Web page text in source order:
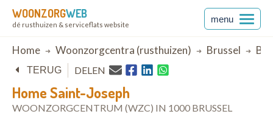
WOONZORGWEB
dé rusthuizen & serviceflats website
menu
Breadcrumb
Home Woonzorgcentra (rusthuizen) Brussel
Home Saint-Joseph
WOONZORGCENTRUM (WZC) IN 1000 BRUSSEL
TERUG DELEN